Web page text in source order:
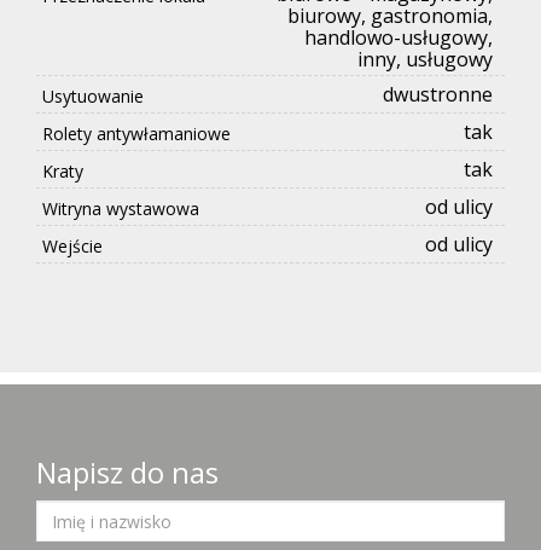
biurowy, gastronomia,
handlowo-usługowy,
inny, usługowy
Usytuowanie dwustronne
Rolety antywłamaniowe tak
Kraty tak
Witryna wystawowa od ulicy
Wejście od ulicy
Napisz do nas